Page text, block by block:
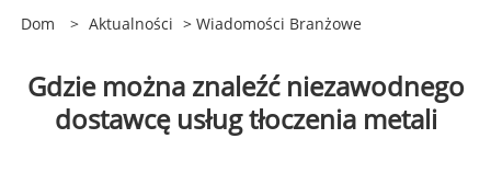
Dom > Aktualności > Wiadomości Branżowe
Gdzie można znaleźć niezawodnego
dostawcę usług tłoczenia metali